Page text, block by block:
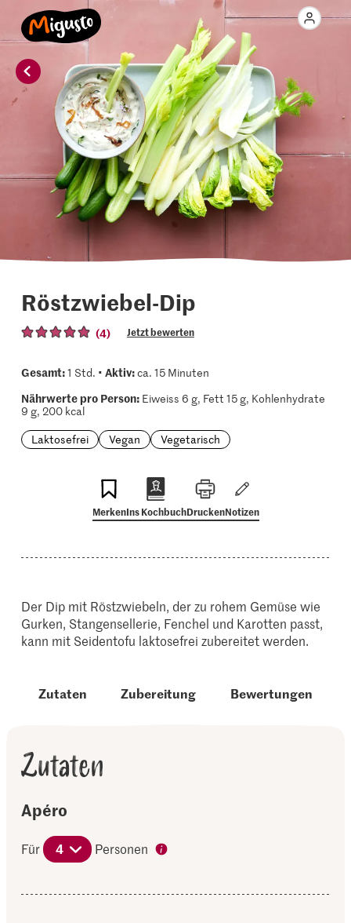
Röstzwiebel-Dip
(4) Jetzt bewerten
Gesamt:1 Std. • Aktiv:ca. 15 Minuten
Nährwerte pro Person:Eiweiss 6 g, Fett 15 g, Kohlenhydrate
9 g, 200 kcal
Laktosefrei
Vegan Vegetarisch
MerkenIns KochbuchDruckenNotizen
Der Dip mit Röstzwiebeln, der zu rohem Gemüse wie
Gurken, Stangensellerie, Fenchel und Karotten passt,
kann mit Seidentofu laktosefrei zubereitet werden.
Zutaten Zubereitung Bewertungen
Zutaten
Apéro
Für 4 Personen